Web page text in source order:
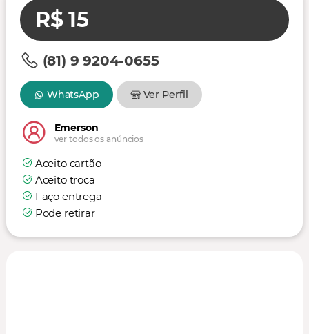
R$ 15
(81) 9 9204-0655
WhatsApp Ver Perfil
Emerson
ver todos os anúncios
Aceito cartão
Aceito troca
Faço entrega
Pode retirar